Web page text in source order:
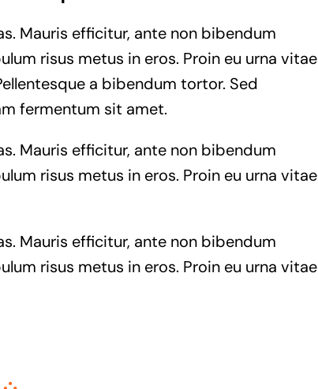
Mauris efficitur, ante non bibendum
risus metus in eros. Proin eu urna vitae
a bibendum tortor. Sed
fermentum sit amet.
Mauris efficitur, ante non bibendum
risus metus in eros. Proin eu urna vitae
Mauris efficitur, ante non bibendum
risus metus in eros. Proin eu urna vitae